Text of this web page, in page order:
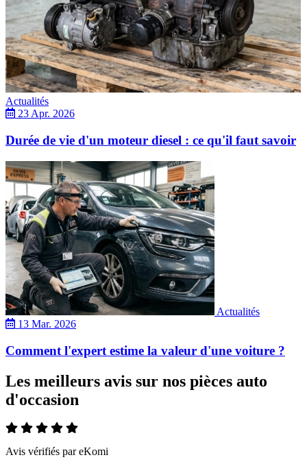
Actualités
23 Apr. 2026
Durée de vie d'un moteur diesel : ce qu'il faut savoir
Actualités
13 Mar. 2026
Comment l'expert estime la valeur d'une voiture ?
Les meilleurs avis sur nos pièces auto
d'occasion
Avis vérifiés par eKomi